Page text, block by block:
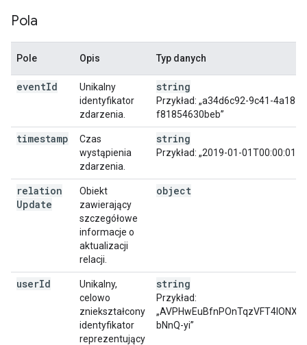
Pola
Pole Opis Typ danych
eventId
Unikalny
identyfikator
zdarzenia.
string
Przykład: „a34d6c92-9c41-4a18-
f81854630beb”
timestamp
Czas
wystąpienia
zdarzenia.
string
Przykład: „2019-01-01T00:00:01Z”
relation
Update
Obiekt
zawierający
szczegółowe
informacje o
aktualizacji
relacji.
object
userId
Unikalny,
celowo
zniekształcony
identyfikator
reprezentujący
string
Przykład:
bNnQ-yi”